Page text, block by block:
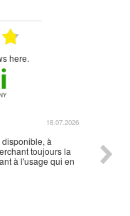
here.
18.07.2026
à
toujours la
à l'usage qui en